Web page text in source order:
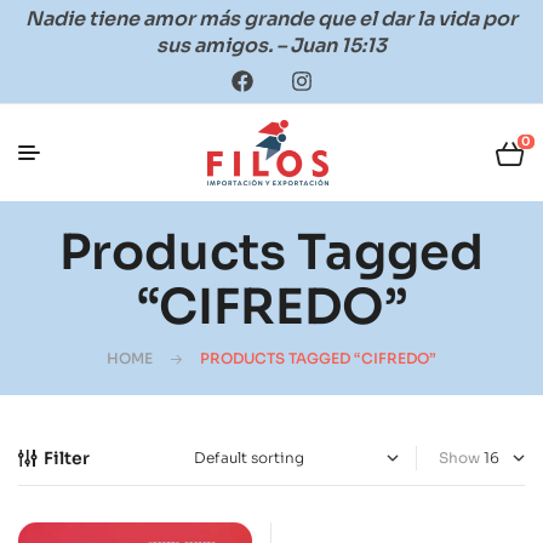
Nadie tiene amor más grande que el dar la vida por
sus amigos. – Juan 15:13
0
Products Tagged
“CIFREDO”
HOME PRODUCTS TAGGED “CIFREDO”
Filter Show